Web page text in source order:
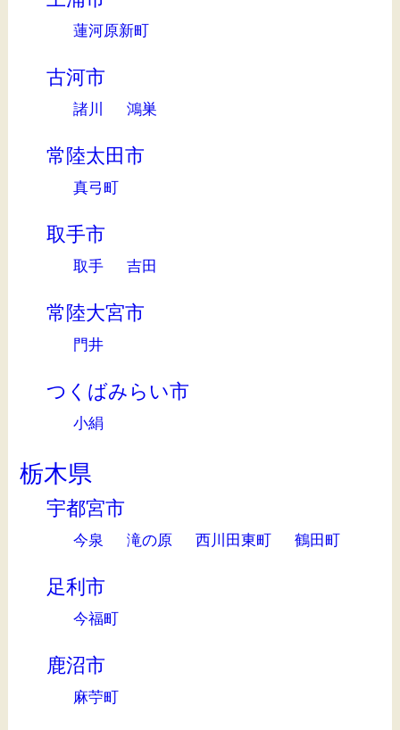
蓮河原新町
古河市
諸川 鴻巣
常陸太田市
真弓町
取手市
取手 吉田
常陸大宮市
門井
つくばみらい市
小絹
栃木県
宇都宮市
今泉 滝の原 西川田東町 鶴田町
足利市
今福町
鹿沼市
麻苧町